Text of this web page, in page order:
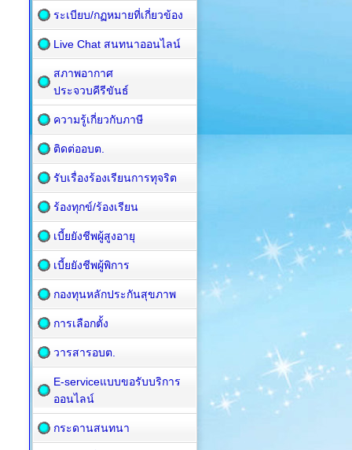
ระเบียบ/กฏหมายที่เกี่ยวข้อง
Live Chat สนทนาออนไลน์
สภาพอากาศ
ประจวบคีรีขันธ์
ความรู้เกี่ยวกับภาษี
ติดต่ออบต.
รับเรื่องร้องเรียนการทุจริต
ร้องทุกข์/ร้องเรียน
เบี้ยยังชีพผู้สูงอายุ
เบี้ยยังชีพผู้พิการ
กองทุนหลักประกันสุขภาพ
การเลือกตั้ง
วารสารอบต.
E-serviceแบบขอรับบริการ
ออนไลน์
กระดานสนทนา